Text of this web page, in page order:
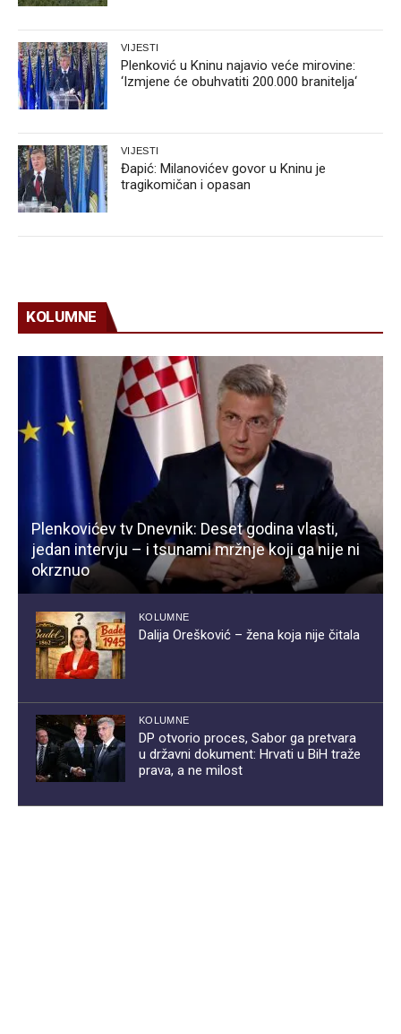
VIJESTI
Plenković u Kninu najavio veće mirovine:
‘Izmjene će obuhvatiti 200.000 branitelja‘
VIJESTI
Đapić: Milanovićev govor u Kninu je
tragikomičan i opasan
KOLUMNE
Plenkovićev tv Dnevnik: Deset godina vlasti,
jedan intervju – i tsunami mržnje koji ga nije ni
okrznuo
KOLUMNE
Dalija Orešković – žena koja nije čitala
KOLUMNE
DP otvorio proces, Sabor ga pretvara
u državni dokument: Hrvati u BiH traže
prava, a ne milost